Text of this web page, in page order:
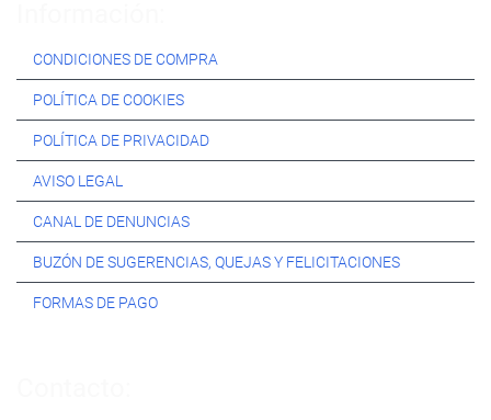
CONDICIONES DE COMPRA
POLÍTICA DE COOKIES
POLÍTICA DE PRIVACIDAD
AVISO LEGAL
CANAL DE DENUNCIAS
BUZÓN DE SUGERENCIAS, QUEJAS Y FELICITACIONES
FORMAS DE PAGO